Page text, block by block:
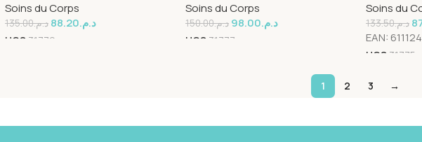
Soins du Corps
د.م.135.00 د.م.88.20
UGS 31779
Soins du Corps
د.م.150.00 د.م.98.00
UGS 31777
Soins du
د.م.133.50
EAN:
UGS 31775
1 2 3 →